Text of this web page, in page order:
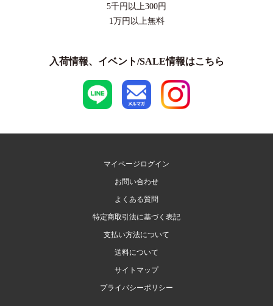
5千円以上300円
1万円以上無料
入荷情報、イベント/SALE情報はこちら
マイページログイン
お問い合わせ
よくある質問
特定商取引法に基づく表記
支払い方法について
送料について
サイトマップ
プライバシーポリシー